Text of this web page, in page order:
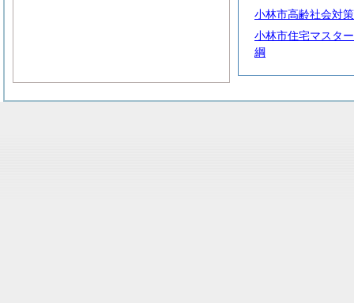
小林市高齢社会対
小林市住宅マスタ
綱